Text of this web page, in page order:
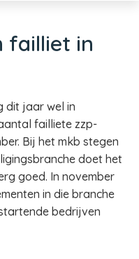
failliet in
dit jaar wel in
failliete zzp-
Bij het mkb stegen
doet het
goed. In november
in die branche
bedrijven